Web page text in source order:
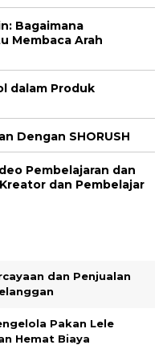
Bagaimana
Membaca Arah
dalam Produk
Dengan SHORUSH
Pembelajaran dan
dan Pembelajar
dan Penjualan
Pakan Lele
Hemat Biaya